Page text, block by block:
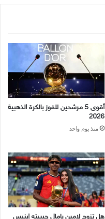
أقوى 5 مرشحين للفوز بالكرة الذهبية
2026
منذ يوم واحد
هل تزوج لامين يامال حبيبته إينيس